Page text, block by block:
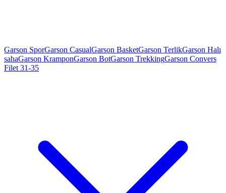
Garson SporGarson CasualGarson BasketGarson TerlikGarson Halı
sahaGarson KramponGarson BotGarson TrekkingGarson Convers
Filet 31-35